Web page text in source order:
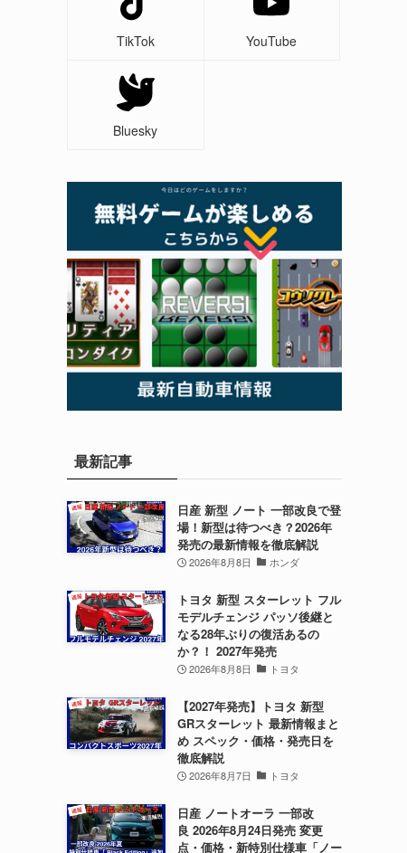
TikTok YouTube
Bluesky
最新記事
日産 新型 ノート 一部改良で登
場！新型は待つべき？2026年
発売の最新情報を徹底解説
2026年8月8日 ホンダ
トヨタ 新型 スターレット フル
モデルチェンジ パッソ後継と
なる28年ぶりの復活あるの
か？！ 2027年発売
2026年8月8日 トヨタ
【2027年発売】トヨタ 新型
GRスターレット 最新情報まと
め スペック・価格・発売日を
徹底解説
2026年8月7日 トヨタ
日産 ノートオーラ 一部改
良 2026年8月24日発売 変更
点・価格・新特別仕様車「ノー